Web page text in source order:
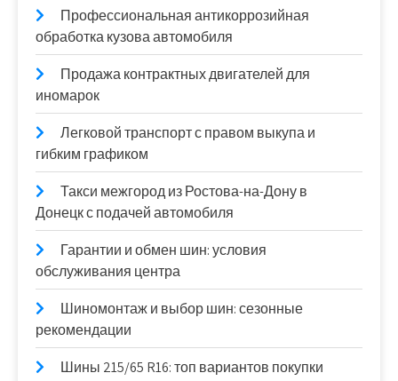
Профессиональная антикоррозийная
обработка кузова автомобиля
Продажа контрактных двигателей для
иномарок
Легковой транспорт с правом выкупа и
гибким графиком
Такси межгород из Ростова-на-Дону в
Донецк с подачей автомобиля
Гарантии и обмен шин: условия
обслуживания центра
Шиномонтаж и выбор шин: сезонные
рекомендации
Шины 215/65 R16: топ вариантов покупки